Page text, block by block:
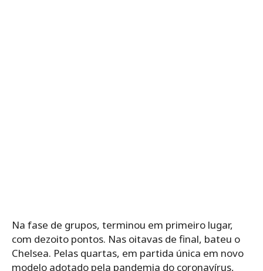
Na fase de grupos, terminou em primeiro lugar,
com dezoito pontos. Nas oitavas de final, bateu o
Chelsea. Pelas quartas, em partida única em novo
modelo adotado pela pandemia do coronavírus,